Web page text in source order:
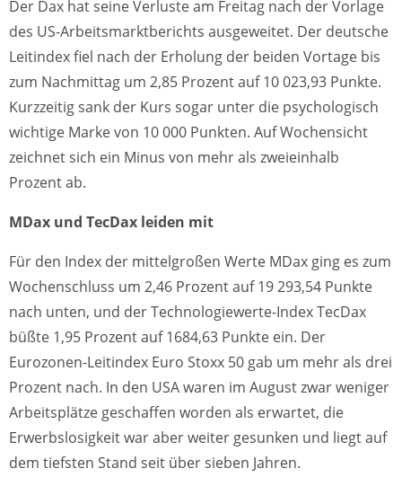
Der Dax hat seine Verluste am Freitag nach der Vorlage
des US-Arbeitsmarktberichts ausgeweitet. Der deutsche
Leitindex fiel nach der Erholung der beiden Vortage bis
zum Nachmittag um 2,85 Prozent auf 10 023,93 Punkte.
Kurzzeitig sank der Kurs sogar unter die psychologisch
wichtige Marke von 10 000 Punkten. Auf Wochensicht
zeichnet sich ein Minus von mehr als zweieinhalb
Prozent ab.
MDax und TecDax leiden mit
Für den Index der mittelgroßen Werte MDax ging es zum
Wochenschluss um 2,46 Prozent auf 19 293,54 Punkte
nach unten, und der Technologiewerte-Index TecDax
büßte 1,95 Prozent auf 1684,63 Punkte ein. Der
Eurozonen-Leitindex Euro Stoxx 50 gab um mehr als drei
Prozent nach. In den USA waren im August zwar weniger
Arbeitsplätze geschaffen worden als erwartet, die
Erwerbslosigkeit war aber weiter gesunken und liegt auf
dem tiefsten Stand seit über sieben Jahren.